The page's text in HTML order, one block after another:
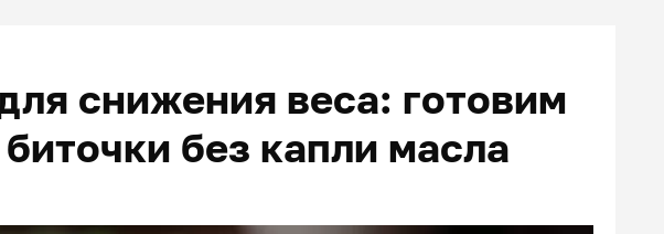
снижения веса: готовим
без капли масла